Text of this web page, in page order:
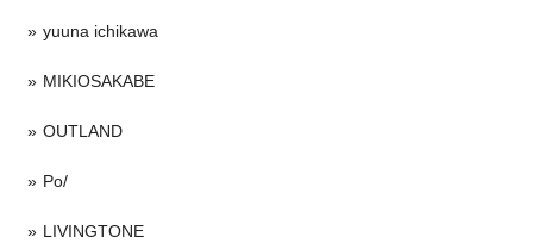
yuuna ichikawa
MIKIOSAKABE
OUTLAND
Po/
LIVINGTONE